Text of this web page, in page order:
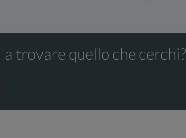
a trovare quello che cerchi?